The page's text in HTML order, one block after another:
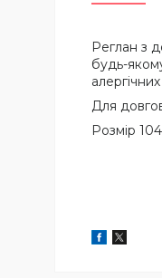
Реглан з
будь-
Для
Розмір